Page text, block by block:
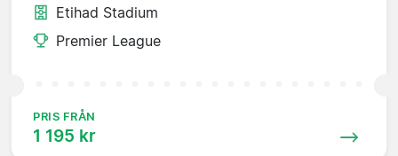
Etihad Stadium
Premier League
PRIS FRÅN
1 195 kr